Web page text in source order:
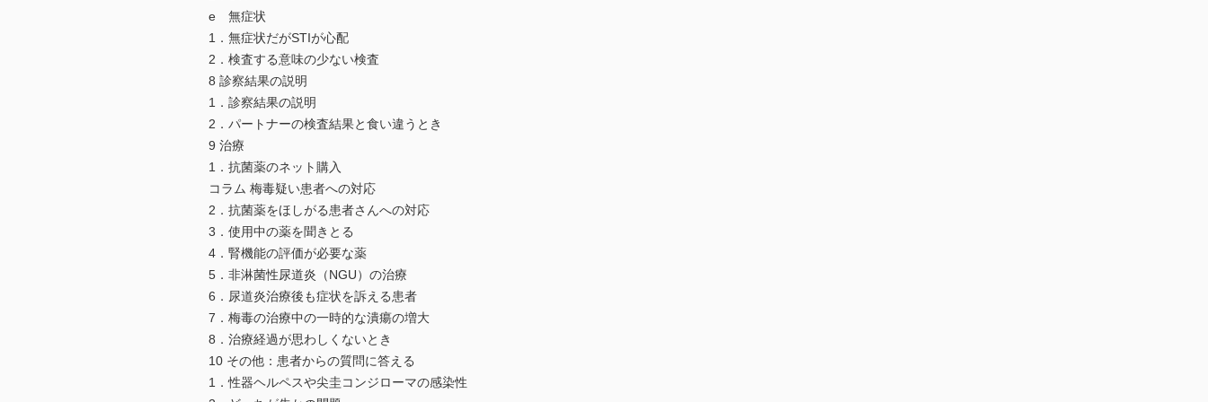
e 無症状
1．無症状だがSTIが心配
2．検査する意味の少ない検査
8 診察結果の説明
1．診察結果の説明
2．パートナーの検査結果と食い違うとき
9 治療
1．抗菌薬のネット購入
コラム 梅毒疑い患者への対応
2．抗菌薬をほしがる患者さんへの対応
3．使用中の薬を聞きとる
4．腎機能の評価が必要な薬
5．非淋菌性尿道炎（NGU）の治療
6．尿道炎治療後も症状を訴える患者
7．梅毒の治療中の一時的な潰瘍の増大
8．治療経過が思わしくないとき
10 その他：患者からの質問に答える
1．性器ヘルペスや尖圭コンジローマの感染性